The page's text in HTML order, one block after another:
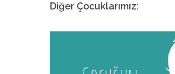
Diğer Çocuklarımız: